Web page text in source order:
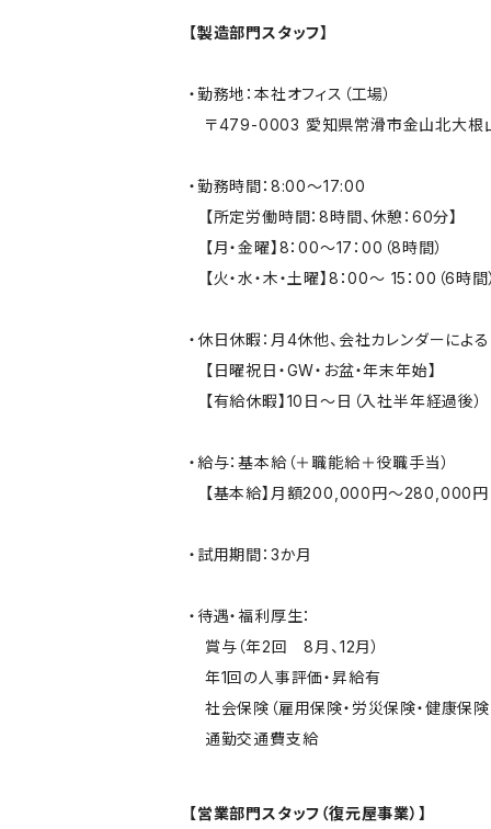
【製造部門スタッフ】
・勤務地：本社オフィス（工場）
〒479-0003 愛知県常滑市金山北大根
・勤務時間：8:00～17:00
【所定労働時間：8時間、休憩：60分】
【月・金曜】8：00～17：00（8時間）
【火・水・木・土曜】8：00～ 15：00（6時間
・休日休暇：月4休他、会社カレンダーによる
【日曜祝日・GW・お盆・年末年始】
【有給休暇】10日～日（入社半年経過後）
・給与：基本給（＋職能給＋役職手当）
【基本給】月額200,000円～280,000
・試用期間：3か月
・待遇・福利厚生：
賞与（年2回 8月、12月）
年1回の人事評価・昇給有
社会保険（雇用保険・労災保険・健康保険
通勤交通費支給
【営業部門スタッフ（復元屋事業）】